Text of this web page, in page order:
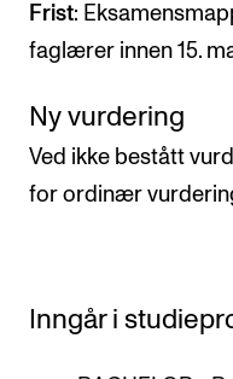
Frist:
faglærer innen 15.
Ny vurdering
Ved ikke bestått
for ordinær
Inngår i